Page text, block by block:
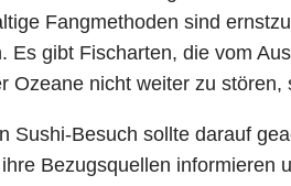
Fangmethoden sind
Es gibt Fischarten, die vom
Ozeane nicht weiter zu
Sushi-Besuch sollte darauf
Bezugsquellen informieren